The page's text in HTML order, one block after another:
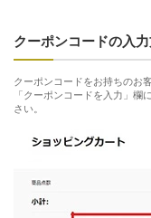
クーポンコードの入
クーポンコードをお持ちのお
「クーポンコードを入力」
さい。